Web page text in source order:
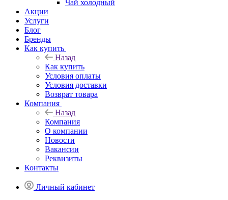
Чай холодный
Акции
Услуги
Блог
Бренды
Как купить
Назад
Как купить
Условия оплаты
Условия доставки
Возврат товара
Компания
Назад
Компания
О компании
Новости
Вакансии
Реквизиты
Контакты
Личный кабинет